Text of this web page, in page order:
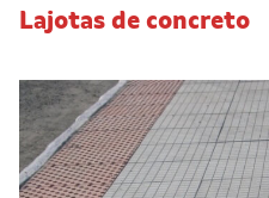
Lajotas de concreto